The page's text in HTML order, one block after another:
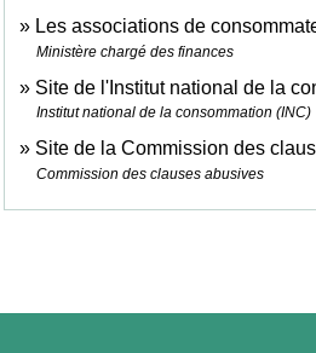
Les associations de
Ministère chargé des finances
Site de l'Institut national de la
Institut national de la consommation (INC)
Site de la Commission des
Commission des clauses abusives